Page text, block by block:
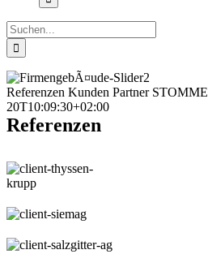
Suche
nach:
Referenzen Kunden Partner
20T10:09:30+02:00
Referenzen